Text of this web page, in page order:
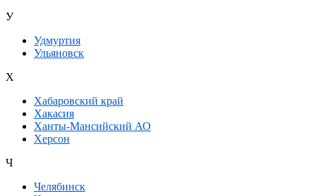
У
Удмуртия
Ульяновск
Х
Хабаровский край
Хакасия
Ханты-Мансийский АО
Херсон
Ч
Челябинск